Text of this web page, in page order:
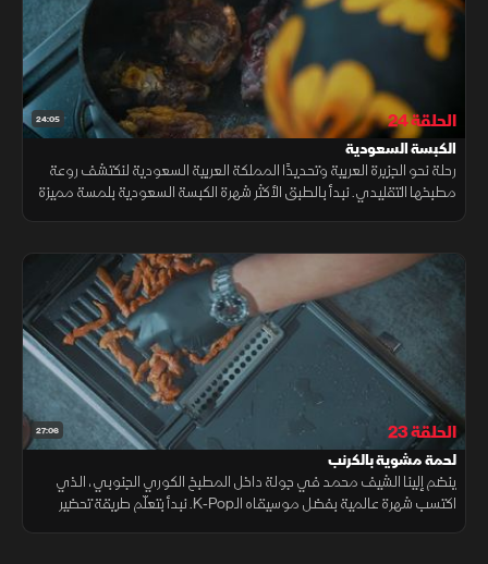
24:05 الحلقة 24
الكبسة السعودية
رحلة نحو الجزيرة العربية وتحديدًا المملكة العربية السعودية لنكتشف روعة
مطبخها التقليدي. نبدأ بالطبق الأكثر شهرة الكبسة السعودية بلمسة مميزة
27:06 الحلقة 23
لحمة مشوية بالكرنب
ينضم إلينا الشيف محمد في جولة داخل المطبخ الكوري الجنوبي، الذي
اكتسب شهرة عالمية بفضل موسيقاه الـK‑Pop. نبدأ بتعلّم طريقة تحضير